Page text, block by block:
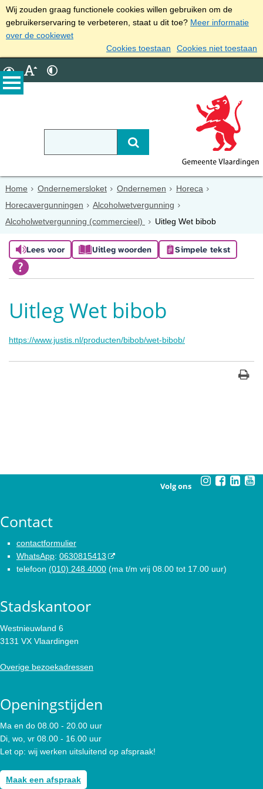
Wij zouden graag functionele cookies willen gebruiken om de
gebruikerservaring te verbeteren, staat u dit toe? Meer informatie
over de cookiewet
Cookies toestaan
Cookies niet toestaan
Home Ondernemersloket Ondernemen
Horeca
Horecavergunningen
Alcoholwetvergunning
Alcoholwetvergunning (commercieel)
Uitleg Wet bibob
Lees voor Uitleg woorden Simpele tekst
Uitleg Wet bibob
https://www.justis.nl/producten/bibob/wet-bibob/
Volg ons
Contact
contactformulier
WhatsApp: 0630815413
telefoon (010) 248 4000 (ma t/m vrij 08.00 tot 17.00 uur)
Stadskantoor
Westnieuwland 6
3131 VX Vlaardingen
Overige bezoekadressen
Openingstijden
Ma en do 08.00 - 20.00 uur
Di, wo, vr 08.00 - 16.00 uur
Let op: wij werken uitsluitend op afspraak!
Maak een afspraak